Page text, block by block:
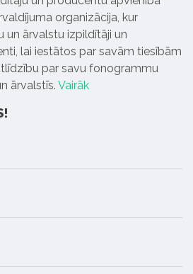
organizācija, kur
un ārvalstu izpildītāji un
lai iestātos par savām tiesībām
par savu fonogrammu
ārvalstīs. Vairāk